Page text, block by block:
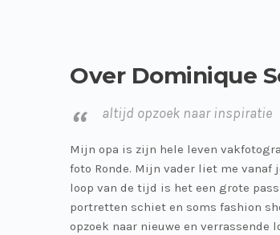
Over Dominique
altijd opzoek naar inspiratie
Mijn opa is zijn hele leven
foto Ronde. Mijn vader liet me
loop van de tijd is het een grote
portretten schiet en soms fashion
opzoek naar nieuwe en verrassende